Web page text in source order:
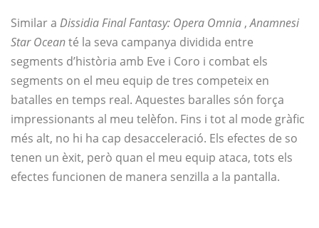
Similar a Dissidia Final Fantasy: Opera Omnia ,Anamnesi
Star Oceanté la seva campanya dividida entre
segments d’història amb Eve i Coro i combat els
segments on el meu equip de tres competeix en
batalles en temps real. Aquestes baralles són força
impressionants al meu telèfon. Fins i tot al mode gràfic
més alt, no hi ha cap desacceleració. Els efectes de so
tenen un èxit, però quan el meu equip ataca, tots els
efectes funcionen de manera senzilla a la pantalla.